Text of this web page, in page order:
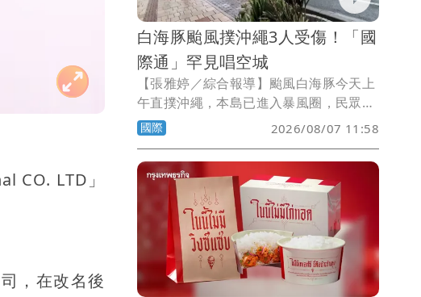
CO. LTD」
，在改名後
白海豚颱風撲沖繩3人受傷！「國
際通」罕見唱空城
【張雅婷／綜合報導】颱風白海豚今天上
午直撲沖繩，本島已進入暴風圈，民眾紛
紛在家中避難，最熱鬧的購物勝地「國際
通」空無一人，已知有3人受傷。
國際 2026/08/07 11:58